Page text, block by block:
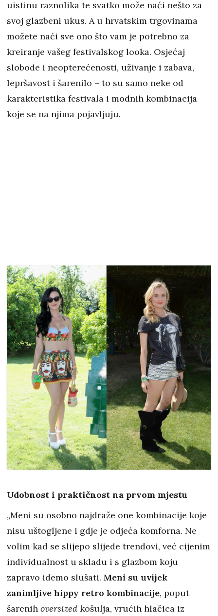
uistinu raznolika te svatko može naći nešto za
svoj glazbeni ukus. A u hrvatskim trgovinama
možete naći sve ono što vam je potrebno za
kreiranje vašeg festivalskog looka. Osjećaj
slobode i neopterećenosti, uživanje i zabava,
lepršavost i šarenilo – to su samo neke od
karakteristika festivala i modnih kombinacija
koje se na njima pojavljuju.
Udobnost i praktičnost na prvom mjestu
„Meni su osobno najdraže one kombinacije koje
nisu uštogljene i gdje je odjeća komforna. Ne
volim kad se slijepo slijede trendovi, već cijenim
individualnost u skladu i s glazbom koju
zapravo idemo slušati. Meni su uvijek
zanimljive hippy retro kombinacije, poput
šarenih oversized košulja, vrućih hlačica iz